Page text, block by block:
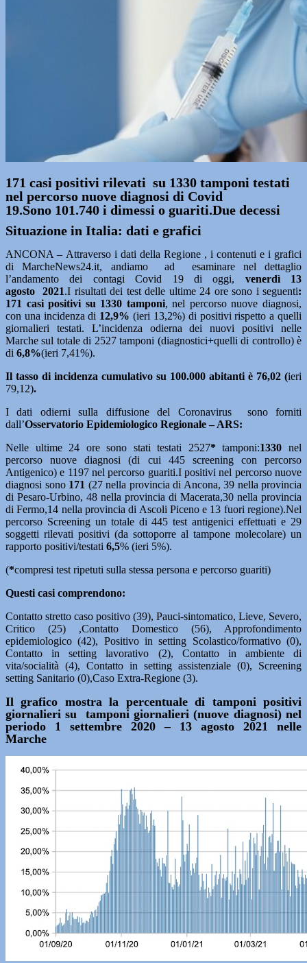
171 casi positivi rilevati su 1330 tamponi testati
nel percorso nuove diagnosi di Covid
19.Sono 101.740 i dimessi o guariti.Due decessi
Situazione in Italia: dati e grafici
ANCONA – Attraverso i dati della Regione , i contenuti e i grafici
di MarcheNews24.it, andiamo ad esaminare nel dettaglio
l’andamento dei contagi Covid 19 di oggi, venerdì 13
agosto 2021.I risultati dei test delle ultime 24 ore sono i seguenti:
171 casi positivi su 1330 tamponi, nel percorso nuove diagnosi,
con una incidenza di 12,9% (ieri 13,2%) di positivi rispetto a quelli
giornalieri testati. L’incidenza odierna dei nuovi positivi nelle
Marche sul totale di 2527 tamponi (diagnostici+quelli di controllo) è
di 6,8%(ieri 7,41%).
Il tasso di incidenza cumulativo su 100.000 abitanti è 76,02 (ieri
79,12).
I dati odierni sulla diffusione del Coronavirus sono forniti
dall’Osservatorio Epidemiologico Regionale – ARS:
Nelle ultime 24 ore sono stati testati 2527* tamponi:1330nel
percorso nuove diagnosi (di cui 445 screening con percorso
Antigenico) e 1197 nel percorso guariti.I positivi nel percorso nuove
diagnosi sono 171 (27 nella provincia di Ancona, 39 nella provincia
di Pesaro-Urbino, 48 nella provincia di Macerata,30 nella provincia
di Fermo,14 nella provincia di Ascoli Piceno e 13 fuori regione).Nel
percorso Screening un totale di 445 test antigenici effettuati e 29
soggetti rilevati positivi (da sottoporre al tampone molecolare) un
rapporto positivi/testati 6,5% (ieri 5%).
(*compresi test ripetuti sulla stessa persona e percorso guariti)
Questi casi comprendono:
Contatto stretto caso positivo (39), Pauci-sintomatico, Lieve, Severo,
Critico (25) ,Contatto Domestico (56), Approfondimento
epidemiologico (42), Positivo in setting Scolastico/formativo (0),
Contatto in setting lavorativo (2), Contatto in ambiente di
vita/socialità (4), Contatto in setting assistenziale (0), Screening
setting Sanitario (0),Caso Extra-Regione (3).
Il grafico mostra la percentuale di tamponi positivi
giornalieri su tamponi giornalieri (nuove diagnosi) nel
periodo 1 settembre 2020 – 13 agosto 2021 nelle
Marche